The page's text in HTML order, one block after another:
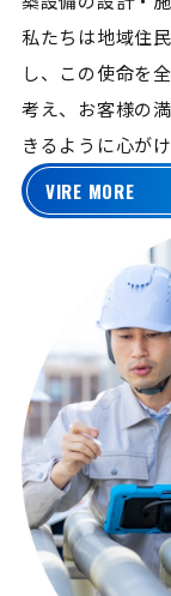
私たちは地域住
し、この使命を
考え、お客様の
きるように心が
VIRE MORE